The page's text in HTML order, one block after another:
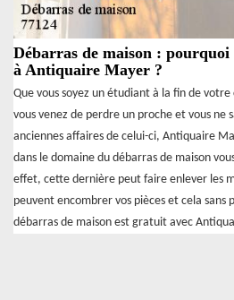
Débarras de maison : pourquoi
à Antiquaire Mayer ?
Que vous soyez un étudiant à la fin de
vous venez de perdre un proche et vous ne
anciennes affaires de celui-ci, Antiquaire
dans le domaine du débarras de maison
effet, cette dernière peut faire enlever les
peuvent encombrer vos pièces et cela sans
débarras de maison est gratuit avec